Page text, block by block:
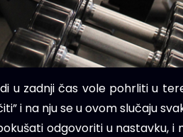
u zadnji čas vole pohrliti u
i na nju se u ovom slučaju
odgovoriti u nastavku,